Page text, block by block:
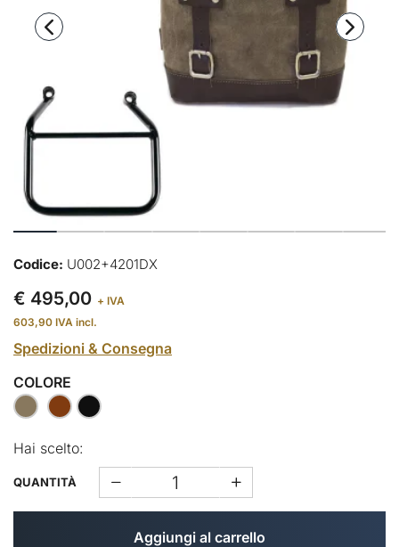
Codice: U002+4201DX
€ 495,00 + IVA
603,90 IVA incl.
Spedizioni & Consegna
COLORE
Hai scelto:
QUANTITÀ
Aggiungi al carrello